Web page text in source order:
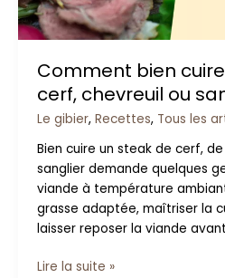
Comment bien
cerf, chevreuil ou
Le gibier, Recettes, Tous les
Bien cuire un steak de cerf,
sanglier demande quelques
viande à température
grasse adaptée, maîtriser la
laisser reposer la viande
cerf,
chevreuil
sanglier
Lire la suite »